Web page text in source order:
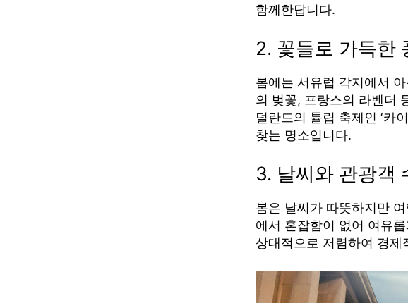
함께한답니다.
2. 꽃들로 가득한
봄에는 서유럽 각지에서
의 벚꽃, 프랑스의 라벤더
덜란드의 튤립 축제인 ‘카
찾는 명소입니다.
3. 날씨와 관광객
봄은 날씨가 따뜻하지만
에서 혼잡함이 없어 여유
상대적으로 저렴하여 경